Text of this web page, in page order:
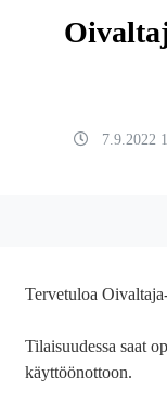
7.9.2022
Tervetuloa
Tilaisuudessa saat
käyttöönottoon.